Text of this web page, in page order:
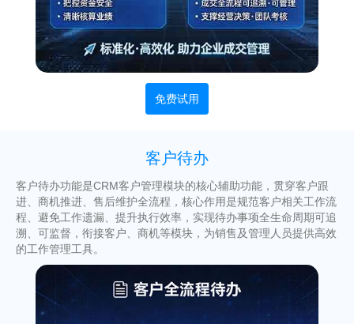
免费试用
客户待办
客户待办功能是CRM客户管理模块的核心辅助功能，贯穿客户跟
进、商机推进、售后维护全流程，核心作用是规范客户相关工作流
程、避免工作遗漏、提升执行效率，实现待办事项全生命周期可追
溯、可监督，衔接客户、商机等模块，为销售及管理人员提供高效
的工作管理工具。